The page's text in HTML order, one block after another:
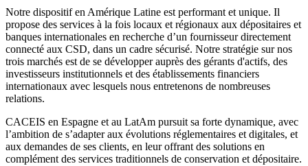
Notre dispositif en Amérique Latine est performant et unique. Il
propose des services à la fois locaux et régionaux aux dépositaires et
banques internationales en recherche d’un fournisseur directement
connecté aux CSD, dans un cadre sécurisé. Notre stratégie sur nos
trois marchés est de se développer auprès des gérants d'actifs, des
investisseurs institutionnels et des établissements financiers
internationaux avec lesquels nous entretenons de nombreuses
relations.
CACEIS en Espagne et au LatAm pursuit sa forte dynamique, avec
l’ambition de s’adapter aux évolutions réglementaires et digitales, et
aux demandes de ses clients, en leur offrant des solutions en
complément des services traditionnels de conservation et dépositaire.